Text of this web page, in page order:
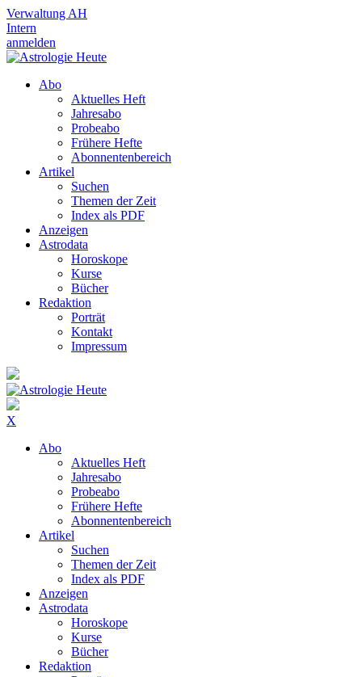
Verwaltung AH
Intern
anmelden
Abo
Aktuelles Heft
Jahresabo
Probeabo
Frühere Hefte
Abonnentenbereich
Artikel
Suchen
Themen der Zeit
Index als PDF
Anzeigen
Astrodata
Horoskope
Kurse
Bücher
Redaktion
Porträt
Kontakt
Impressum
X
Abo
Aktuelles Heft
Jahresabo
Probeabo
Frühere Hefte
Abonnentenbereich
Artikel
Suchen
Themen der Zeit
Index als PDF
Anzeigen
Astrodata
Horoskope
Kurse
Bücher
Redaktion